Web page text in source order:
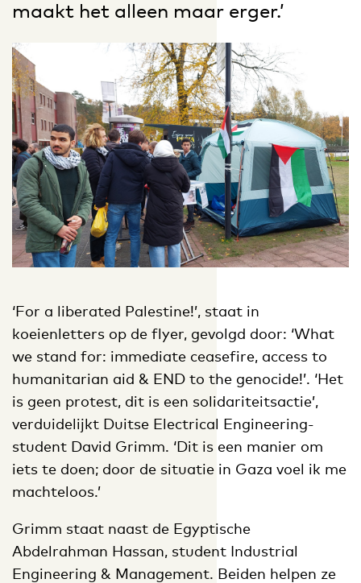
maakt het alleen maar erger.’
‘For a liberated Palestine!’, staat in
koeienletters op de flyer, gevolgd door: ‘What
we stand for: immediate ceasefire, access to
humanitarian aid & END to the genocide!’. ‘Het
is geen protest, dit is een solidariteitsactie’,
verduidelijkt Duitse Electrical Engineering-
student David Grimm. ‘Dit is een manier om
iets te doen; door de situatie in Gaza voel ik me
machteloos.’
Grimm staat naast de Egyptische
Abdelrahman Hassan, student Industrial
Engineering & Management. Beiden helpen ze